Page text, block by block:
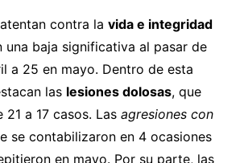
contra la vida e integridad
baja significativa al pasar de
a 25 en mayo. Dentro de esta
las lesiones dolosas, que
a 17 casos. Las agresiones con
se contabilizaron en 4 ocasiones
en mayo. Por su parte, las